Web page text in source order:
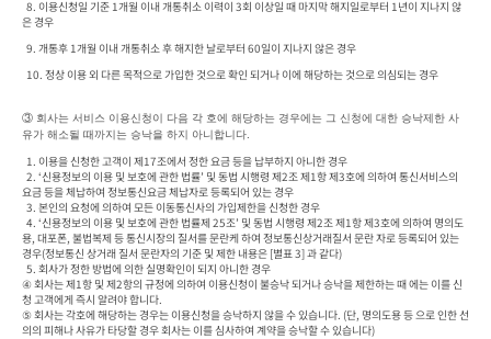
은 경우
  9. 개통후 1개월 이내 개통취소 후 해지한 날로부터 60일이 지나지 않은 경우
  10. 정상 이용 외 다른 목적으로 가입한 것으로 확인 되거나 이에 해당하는 것으로 의심되는 경우
③ 회사는 서비스 이용신청이 다음 각 호에 해당하는 경우에는 그 신청에 대한 승낙제한 사
유가 해소될 때까지는 승낙을 하지 아니합니다.
요금 등을 체납하여 정보통신요금 체납자로 등록되어 있는 경우
용, 대포폰, 불법복제 등 통신시장의 질서를 문란케 하여 정보통신상거래질서 문란 자로 등록되어 있는
경우(정보통신 상거래 질서 문란자의 기준 및 제한 내용은 [별표 3] 과 같다)
④ 회사는 제1항 및 제2항의 규정에 의하여 이용신청이 불승낙 되거나 승낙을 제한하는 때 에는 이를 신
청 고객에게 즉시 알려야 합니다.
⑤ 회사는 각호에 해당하는 경우는 이용신청을 승낙하지 않을 수 있습니다. (단, 명의도용 등 으로 인한 선
의의 피해나 사유가 타당할 경우 회사는 이를 심사하여 계약을 승낙할 수 있습니다)